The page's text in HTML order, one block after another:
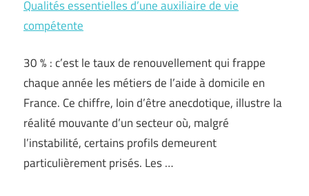
Qualités essentielles d’une auxiliaire de vie
compétente
30 % : c’est le taux de renouvellement qui frappe
chaque année les métiers de l’aide à domicile en
France. Ce chiffre, loin d’être anecdotique, illustre la
réalité mouvante d’un secteur où, malgré
l’instabilité, certains profils demeurent
particulièrement prisés. Les …